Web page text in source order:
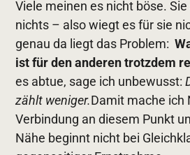
Viele meinen es nicht böse.
nichts – also wiegt es für sie
genau da liegt das Problem:
ist für den anderen trotzdem
es abtue, sage ich unbewusst:
zählt weniger.Damit mache ich
Verbindung an diesem Punkt
Nähe beginnt nicht bei